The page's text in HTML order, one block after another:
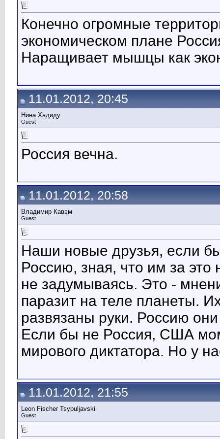
Конечно огромные
экономическом плане
Наращивает мышцы как
11.01.2012, 20:45
Нина Хадиду
Guest
Россия вечна.
11.01.2012, 20:58
Владимир Кавэм
Guest
Наши новые друзья, если
Россию, зная, что им за это
не задумываясь. Это -
паразит на теле планеты.
развязаны руки. Россию
Если бы не Россия, США
мирового диктатора. Но у
11.01.2012, 21:55
Leon Fischer Tsypuljavski
Guest